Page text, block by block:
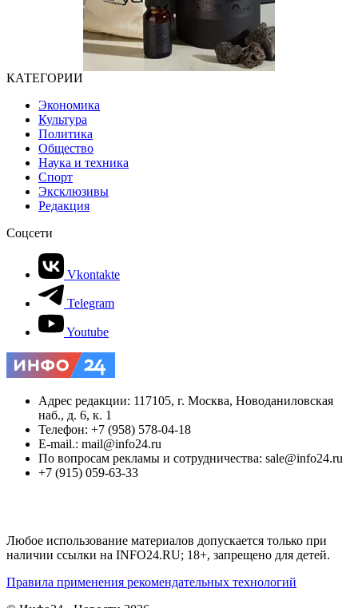
КАТЕГОРИИ
Экономика
Культура
Политика
Общество
Наука и техника
Спорт
Эксклюзивы
Редакция
Соцсети
Vkontakte
Telegram
Youtube
Адрес редакции: 117105, г. Москва, Новоданиловская
наб., д. 6, к. 1
Телефон: +7 (958) 578-04-18
E-mail.: mail@info24.ru
По вопросам рекламы и сотрудничества: sale@info24.ru
+7 (915) 059-63-33
Любое использование материалов допускается только при
наличии ссылки на INFO24.RU; 18+, запрещено для детей.
Правила применения рекомендательных технологий